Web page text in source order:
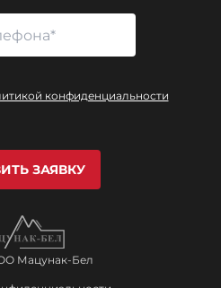
конфиденциальности
ЗАЯВКУ
Мацунак-Бел